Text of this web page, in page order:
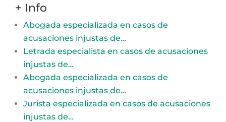
+ Info
Abogada especializada en casos de
acusaciones injustas de…
Letrada especialista en casos de acusaciones
injustas de…
Abogada especializada en casos de
acusaciones injustas de…
Jurista especializada en casos de acusaciones
injustas de…